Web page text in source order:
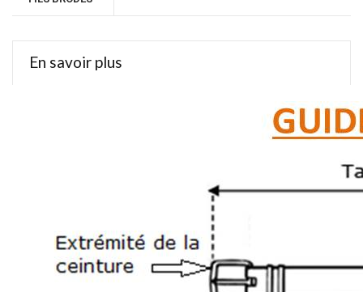
En savoir plus